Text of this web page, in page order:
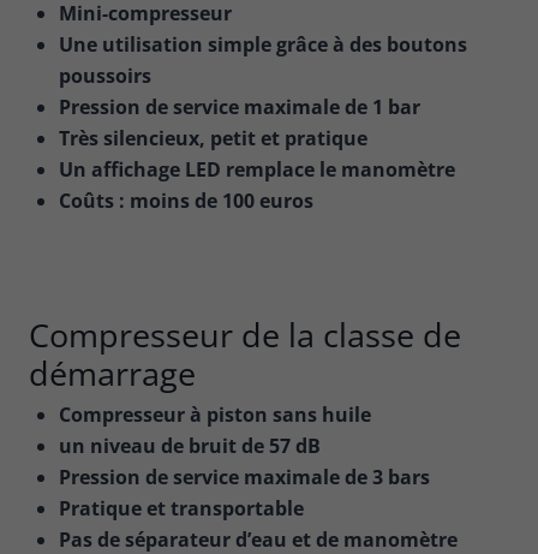
Mini-compresseur
Une utilisation simple grâce à des boutons
poussoirs
Pression de service maximale de 1 bar
Très silencieux, petit et pratique
Un affichage LED remplace le manomètre
Coûts : moins de 100 euros
Compresseur de la classe de
démarrage
Compresseur à piston sans huile
un niveau de bruit de 57 dB
Pression de service maximale de 3 bars
Pratique et transportable
Pas de séparateur d’eau et de manomètre